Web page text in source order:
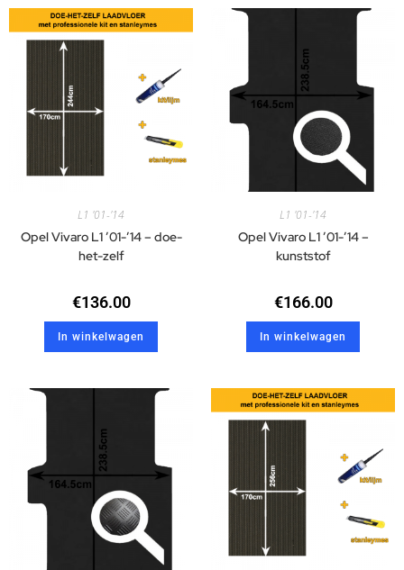
L1 '01-'14
Opel Vivaro L1 ’01-’14 – doe-
het-zelf
€136.00
In winkelwagen
L1 '01-'14
Opel Vivaro L1 ’01-’14 –
kunststof
€166.00
In winkelwagen